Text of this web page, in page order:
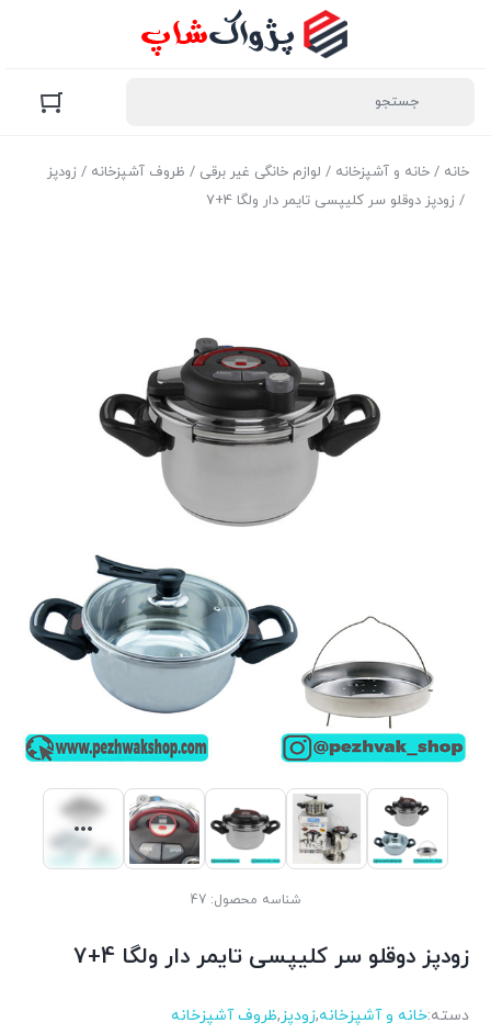
خانه / خانه و آشپزخانه / لوازم خانگی غیر برقی / ظروف آشپزخانه / زودپز
/ زودپز دوقلو سر کلیپسی تایمر دار ولگا 4+7
شناسه محصول:47
زودپز دوقلو سر کلیپسی تایمر دار ولگا 4+7
دسته:خانه و آشپزخانه,زودپز,ظروف آشپزخانه